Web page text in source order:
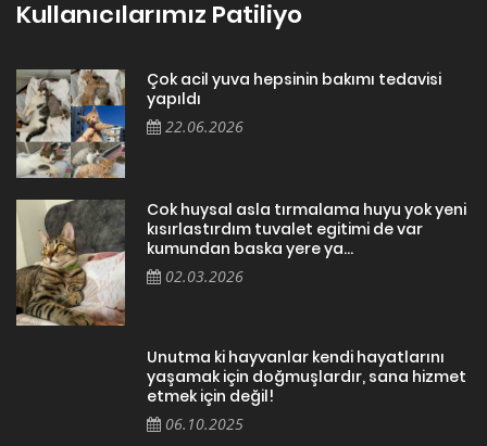
Kullanıcılarımız Patiliyo
Çok acil yuva hepsinin bakımı tedavisi
yapıldı
22.06.2026
Cok huysal asla tırmalama huyu yok yeni
kısırlastırdım tuvalet egitimi de var
kumundan baska yere ya...
02.03.2026
Unutma ki hayvanlar kendi hayatlarını
yaşamak için doğmuşlardır, sana hizmet
etmek için değil!
06.10.2025